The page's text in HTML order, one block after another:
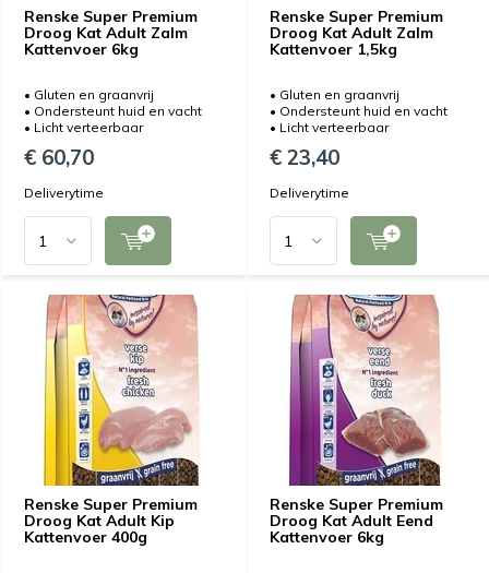
Renske Super Premium
Droog Kat Adult Zalm
Kattenvoer 6kg
• Gluten en graanvrij
• Ondersteunt huid en vacht
• Licht verteerbaar
€ 60,70
Deliverytime
Renske Super Premium
Droog Kat Adult Zalm
Kattenvoer 1,5kg
• Gluten en graanvrij
• Ondersteunt huid en vacht
• Licht verteerbaar
€ 23,40
Deliverytime
Renske Super Premium
Droog Kat Adult Kip
Kattenvoer 400g
Renske Super Premium
Droog Kat Adult Eend
Kattenvoer 6kg